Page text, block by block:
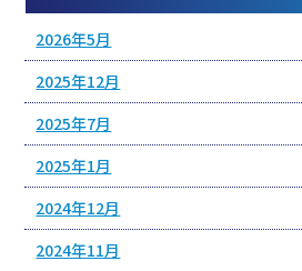
2026年5月
2025年12月
2025年7月
2025年1月
2024年12月
2024年11月